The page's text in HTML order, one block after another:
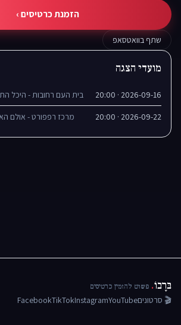
הזמנת כרטיסים ›
שתף בוואטסאפ
מועדי הצגה
2026-09-16 · 20:00 בית העם רחובות - היכל
2026-09-22 · 20:00 מרכז רפפורט - אולם
בּרָבוֹ. פשוט להזמין כרטיסים
🎬 סרטוניםYouTube
Instagram
TikTok
Facebook